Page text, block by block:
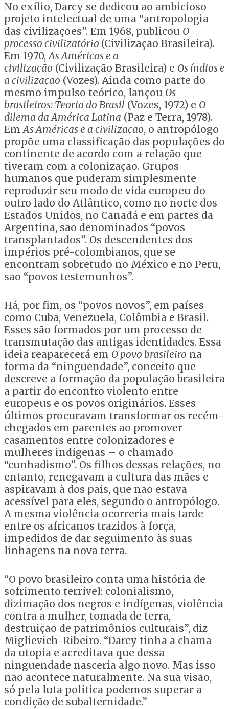
No exílio, Darcy se dedicou ao ambicioso
projeto intelectual de uma “antropologia
das civilizações”. Em 1968, publicou O
processo civilizatório (Civilização Brasileira).
Em 1970,As Américas e a
civilização (Civilização Brasileira) e Os índios e
a civilização (Vozes). Ainda como parte do
mesmo impulso teórico, lançou Os
brasileiros: Teoria do Brasil (Vozes, 1972) e O
dilema da América Latina (Paz e Terra, 1978).
EmAs Américas e a civilização, o antropólogo
propõe uma classificação das populações do
continente de acordo com a relação que
tiveram com a colonização. Grupos
humanos que puderam simplesmente
reproduzir seu modo de vida europeu do
outro lado do Atlântico, como no norte dos
Estados Unidos, no Canadá e em partes da
Argentina, são denominados “povos
transplantados”. Os descendentes dos
impérios pré-colombianos, que se
encontram sobretudo no México e no Peru,
são “povos testemunhos”.
Há, por fim, os “povos novos”, em países
como Cuba, Venezuela, Colômbia e Brasil.
Esses são formados por um processo de
transmutação das antigas identidades. Essa
ideia reaparecerá em O povo brasileiro na
forma da “ninguendade”, conceito que
descreve a formação da população brasileira
a partir do encontro violento entre
europeus e os povos originários. Esses
últimos procuravam transformar os recém-
chegados em parentes ao promover
casamentos entre colonizadores e
mulheres indígenas – o chamado
“cunhadismo”. Os filhos dessas relações, no
entanto, renegavam a cultura das mães e
aspiravam à dos pais, que não estava
acessível para eles, segundo o antropólogo.
A mesma violência ocorreria mais tarde
entre os africanos trazidos à força,
impedidos de dar seguimento às suas
linhagens na nova terra.
“O povo brasileiro conta uma história de
sofrimento terrível: colonialismo,
dizimação dos negros e indígenas, violência
contra a mulher, tomada de terra,
destruição de patrimônios culturais”, diz
Miglievich-Ribeiro. “Darcy tinha a chama
da utopia e acreditava que dessa
ninguendade nasceria algo novo. Mas isso
não acontece naturalmente. Na sua visão,
só pela luta política podemos superar a
condição de subalternidade.”